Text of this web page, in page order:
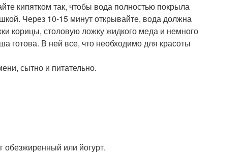
кипятком так, чтобы вода полностью покрыла
Через 10-15 минут открывайте, вода должна
корицы, столовую ложку жидкого меда и немного
готова. В ней все, что необходимо для красоты
сытно и питательно.
обезжиренный или йогурт.